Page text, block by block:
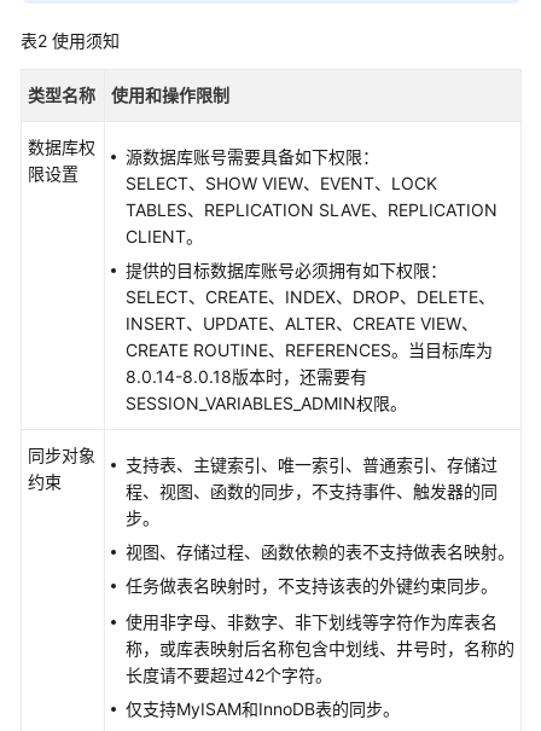
产
介
备
同
表2 使用须知
类型名称 使用和操作限制
数据库权
限设置
源数据库账号需要具备如下权限：
SELECT、SHOW VIEW、EVENT、LOCK
TABLES、REPLICATION SLAVE、REPLICATION
CLIENT。
提供的目标数据库账号必须拥有如下权限：
SELECT、CREATE、INDEX、DROP、DELETE、
INSERT、UPDATE、ALTER、CREATE VIEW、
CREATE ROUTINE、REFERENCES。当目标库为
8.0.14-8.0.18版本时，还需要有
SESSION_VARIABLES_ADMIN权限。
同步对象
约束
支持表、主键索引、唯一索引、普通索引、存储过
程、视图、函数的同步，不支持事件、触发器的同
步。
视图、存储过程、函数依赖的表不支持做表名映射。
任务做表名映射时，不支持该表的外键约束同步。
使用非字母、非数字、非下划线等字符作为库表名
称，或库表映射后名称包含中划线、井号时，名称的
长度请不要超过42个字符。
仅支持MyISAM和InnoDB表的同步。